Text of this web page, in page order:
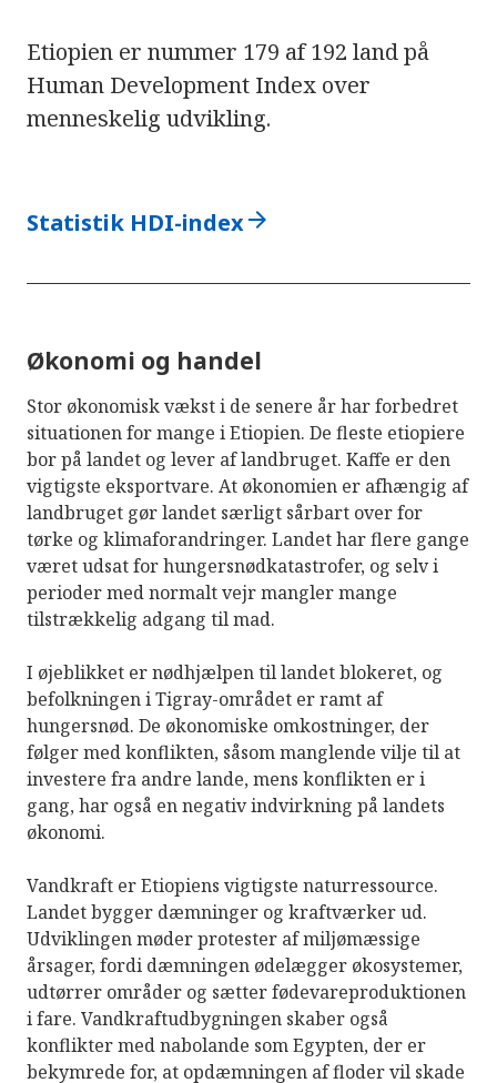
Etiopien er nummer 179 af 192 land på
Human Development Index over
menneskelig udvikling.
Statistik HDI-indexarrow_forward
Økonomi og handel
Stor økonomisk vækst i de senere år har forbedret
situationen for mange i Etiopien. De fleste etiopiere
bor på landet og lever af landbruget. Kaffe er den
vigtigste eksportvare. At økonomien er afhængig af
landbruget gør landet særligt sårbart over for
tørke og klimaforandringer. Landet har flere gange
været udsat for hungersnødkatastrofer, og selv i
perioder med normalt vejr mangler mange
tilstrækkelig adgang til mad.
I øjeblikket er nødhjælpen til landet blokeret, og
befolkningen i Tigray-området er ramt af
hungersnød. De økonomiske omkostninger, der
følger med konflikten, såsom manglende vilje til at
investere fra andre lande, mens konflikten er i
gang, har også en negativ indvirkning på landets
økonomi.
Vandkraft er Etiopiens vigtigste naturressource.
Landet bygger dæmninger og kraftværker ud.
Udviklingen møder protester af miljømæssige
årsager, fordi dæmningen ødelægger økosystemer,
udtørrer områder og sætter fødevareproduktionen
i fare. Vandkraftudbygningen skaber også
konflikter med nabolande som Egypten, der er
bekymrede for, at opdæmningen af ​​floder vil skade